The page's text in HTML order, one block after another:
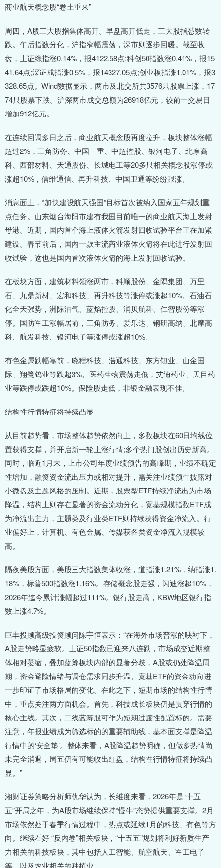
商业航天概念股“卷土重来”
周四，A股三大股指集体高开。早盘高开低走，三大股指悉数转
跌。午后指数分化，沪指窄幅震荡，深市则逐步回暖。截至收
盘，上证综指涨0.14%，报4122.58点;科创50指数涨0.41%，报15
41.64点;深证成指涨0.5%，报14327.05点;创业板指涨1.01%，报3
328.65点。Wind数据显示，两市及北交所共3576只股票上涨，17
74只股票下跌。沪深两市成交总额为26918亿元，较前一交易日
增加912亿元。
在连续回调多日之后，商业航天概念股再度拉升，板块整体涨幅
超过2%，三角防务、中国一重、中超控股、银河电子、北摩高
科、西部材料、天通股份、长城电工等20多只相关概念股涨停或
涨超10%，信维通信、再升科技、中国卫通等纷纷跟涨。
消息面上，“加快建设航天强国”目标首次被纳入国家五年规划重
点任务。山东烟台海阳市建有我国目前唯一的商业航天海上发射
母港。近期，国内首个海上液体火箭发射回收试验平台正在加紧
建设。春节前后，国内一款主流商业液体火箭将在此进行发射回
收试验，这也是国内首次液体火箭的海上发射回收试验。
在板块方面，建筑材料领涨两市，科顺股份、金隅集团、万里
石、九鼎新材、宏和科技、再升科技等涨停或涨超10%。石油石
化全天强势，洲际油气、蓝焰控股、润贝航科、仁智股份等涨
停。国防军工涨幅居前，三角防务、爱乐达、钢研高纳、北摩高
科、航发科技、银河电子等涨停或涨超10%。
有色金属跌幅靠前，晓程科技、浩通科技、东方钽业、山金国
际、翔鹭钨业等跌超3%。医药生物震荡走低，艾迪药业、天目药
业等跌停或跌超10%。保险股走低，非银金融表现不佳。
结构性行情特征将持续凸显
从目前趋势看，市场整体趋势依然向上，多数板块在60日均线位
置获得支撑，并开启新一轮上涨行情;多个热门股创出历史新高。
同时，临近1月末，上市公司年度业绩预告的高峰期，业绩不确定
性增加，融资资金流出压力或相对提升，需关注业绩预告披露对
小微盘及主题风格的压制。近期，股票型ETF持续净流出为市场
降温，结构上则存在显著的资金流动分化，宽基规模指数ETF成
为净流出主力，主题类及行业类ETF则持续获得资金净流入。行
业偏好上，计算机、有色金属、传媒获各类资金净流入规模较
高。
隔夜美股方面，美股三大指数集体收涨，道指涨1.21%，纳指涨1.
18%，标普500指数涨1.16%。存储概念股走强，闪迪涨超10%，
2026年迄今累计涨幅超过111%。银行股走高，KBW地区银行指
数上涨4.7%。
巨丰投顾高级投资顾问陈宇恒表示：“在海外市场普涨的映衬下，
A股走势略显疲软。上证50指数已迎来八连跌，市场成交近期整
体相对萎缩，叠加蓝筹板块内部的显著分歧，A股或仍处降温周
期，资金避险情绪与调仓需求同步升温。宽基ETF的资金动向进
一步印证了市场格局的变化。在此之下，短期市场的结构性行情
中，重点关注两方面机会。首先，科技成长板块仍是贯穿行情的
核心主线。其次，二线蓝筹股可作为短期过渡性配置标的。需要
注意，年报业绩成为筛选标的的重要辅助线，基本面支撑是降温
行情中的‘安全垫’。整体来看，A股降温趋势明确，但做多热情尚
未完全消退，周五仍有可能收出红盘，结构性行情特征将持续凸
显。”
湘财证券策略分析师仇华认为，长维度来看，2026年是“十五
五”开局之年，为A股市场继续保持“慢牛”态势提供重要支撑。2月
市场依然处于春季行情过程中，热点或延续1月的科技、有色等方
向。继续看好 “反内卷”相关板块，“十五五”规划将利好新质生产
力相关的科技板块，其中包括人工智能、航空航天、军工电子
等，以及农业相关的种植业。